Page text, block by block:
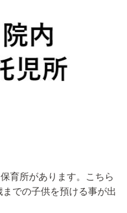
育所があります。こちら
での子供を預ける事が出